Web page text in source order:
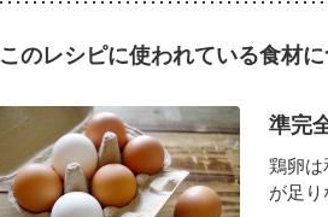
このレシピに使われている食材
準完
鶏卵
が足